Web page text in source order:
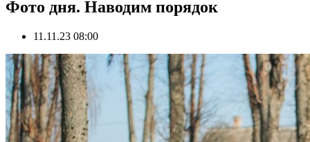
Фото дня. Наводим порядок
11.11.23 08:00